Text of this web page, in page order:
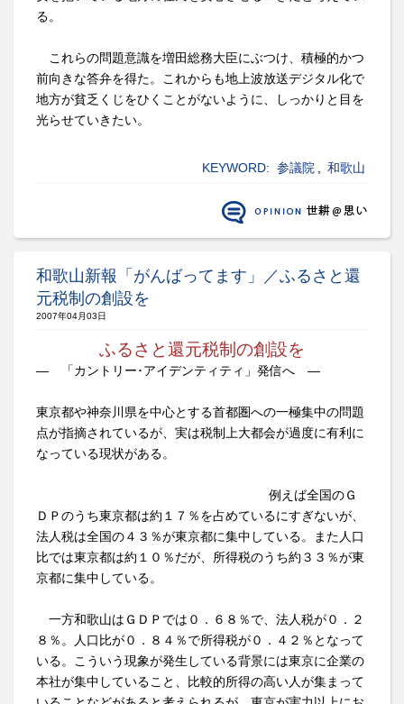
る。
これらの問題意識を増田総務大臣にぶつけ、積極的かつ
前向きな答弁を得た。これからも地上波放送デジタル化で
地方が貧乏くじをひくことがないように、しっかりと目を
光らせていきたい。
KEYWORD: 参議院 和歌山
和歌山新報「がんばってます」／ふるさと還
元税制の創設を
2007年04月03日
ふるさと還元税制の創設を
― 「カントリー･アイデンティティ」発信へ ―
東京都や神奈川県を中心とする首都圏への一極集中の問題
点が指摘されているが、実は税制上大都会が過度に有利に
なっている現状がある。
例えば全国のＧ
ＤＰのうち東京都は約１７％を占めているにすぎないが、
法人税は全国の４３％が東京都に集中している。また人口
比では東京都は約１０％だが、所得税のうち約３３％が東
京都に集中している。
一方和歌山はＧＤＰでは０．６８％で、法人税が０．２
８％。人口比が０．８４％で所得税が０．４２％となって
いる。こういう現象が発生している背景には東京に企業の
本社が集中していること、比較的所得の高い人が集まって